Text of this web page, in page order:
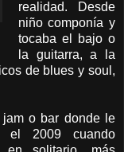
realidad. Desde
niño componía y
tocaba el bajo o
la guitarra, a la
de blues y soul,
o bar donde le
el 2009 cuando